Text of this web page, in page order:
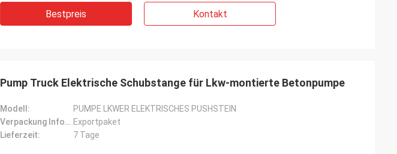
Bestpreis Kontakt
Pump Truck Elektrische Schubstange für Lkw-montierte Betonpumpe
Modell:
PUMPE LKWER ELEKTRISCHES PUSHSTEIN
Verpackung Informationen: Exportpaket
Lieferzeit:
7 Tage